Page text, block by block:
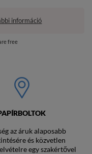
információ
free
az áruk alaposabb
és közvetlen
egy szakértővel